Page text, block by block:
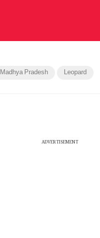
Madhya Pradesh Leopard
ADVERTISEMENT